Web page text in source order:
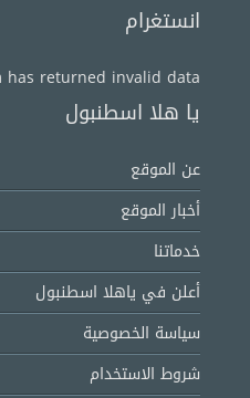
انستغرام
has returned invalid data.
يا هلا اسطنبول
عن الموقع
أخبار الموقع
خدماتنا
أعلن في ياهلا اسطنبول
سياسة الخصوصية
شروط الاستخدام